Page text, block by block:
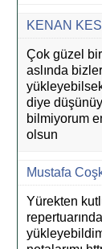
KENAN
Çok güzel
aslında
diye
bilmiyorum
olsun
Mustafa
Yürekten